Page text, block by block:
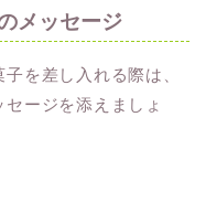
メッセージ
を差し入れる際は、
ージを添えましょ